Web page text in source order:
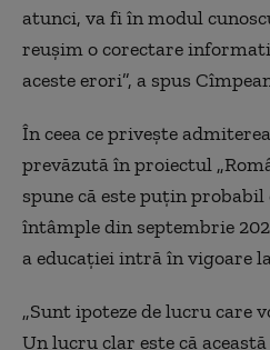
atunci, va fi în modul
reușim o corectare
aceste erori”, a spus
În ceea ce privește
prevăzută în proiectul
spune că este puțin probabil
întâmple din septembrie
a educației intră în vigoare
„Sunt ipoteze de lucru care
Un lucru clar este că